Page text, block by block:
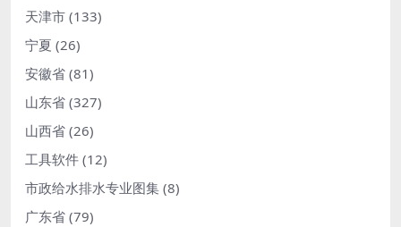
天津市 (133)
宁夏 (26)
安徽省 (81)
山东省 (327)
山西省 (26)
工具软件 (12)
市政给水排水专业图集 (8)
广东省 (79)